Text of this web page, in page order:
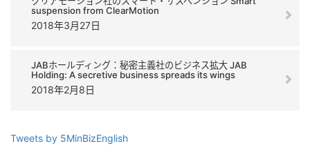
suspension from ClearMotion
2018年3月27日
JABホールディング：秘密主義社のビジネス拡大 JAB
Holding: A secretive business spreads its wings
2018年2月8日
Tweets by 5MinBizEnglish